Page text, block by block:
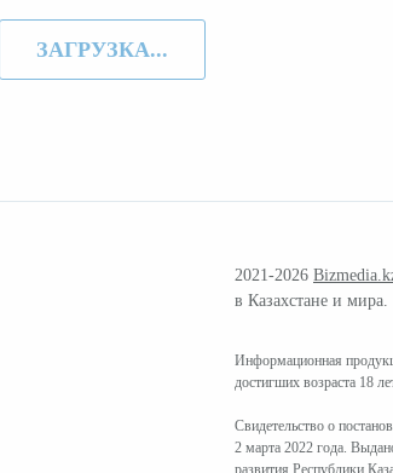
ЗАГРУЗКА...
2021-2026
в Казахстане и мира.
Информационная
достигших возраста 18
Свидетельство о
2 марта 2022 года.
развития Республики